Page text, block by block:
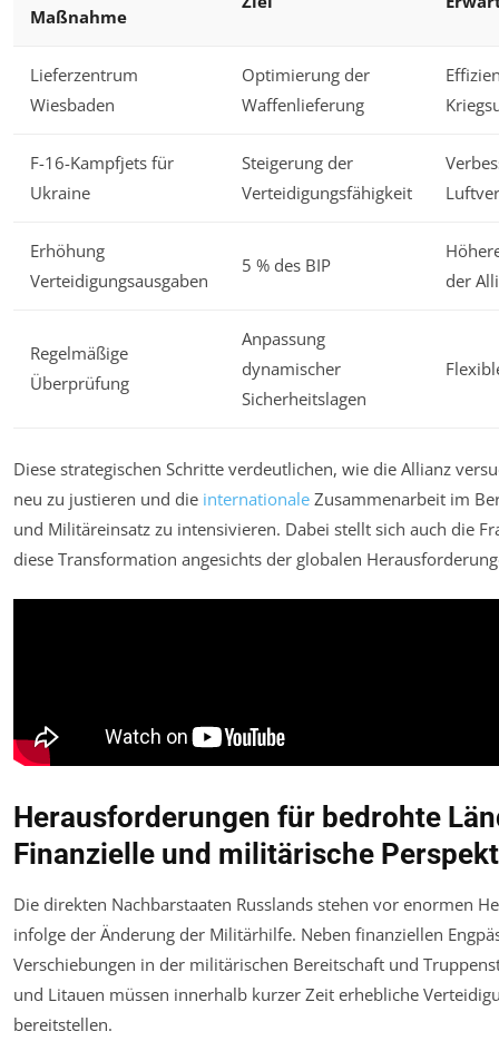
Maßnahme
Lieferzentrum
Wiesbaden
Optimierung der
Waffenlieferung
F-16-Kampfjets für
Ukraine
Steigerung der
Verteidigungsfähigkeit
Erhöhung
Verteidigungsausgaben
5 % des BIP
der
Regelmäßige
Überprüfung
Anpassung
dynamischer
Sicherheitslagen
Diese strategischen Schritte verdeutlichen, wie die Allianz
neu zu justieren und die internationale Zusammenarbeit im
und Militäreinsatz zu intensivieren. Dabei stellt sich auch die
diese Transformation angesichts der globalen
Herausforderungen für bedrohte
Finanzielle und militärische
Die direkten Nachbarstaaten Russlands stehen vor enormen
infolge der Änderung der Militärhilfe. Neben finanziellen
Verschiebungen in der militärischen Bereitschaft und
und Litauen müssen innerhalb kurzer Zeit erhebliche
bereitstellen.